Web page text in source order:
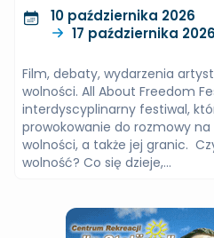
10 października 2026
17 października 2026
Film, debaty, wydarzenia
wolności. All About Freedom
interdyscyplinarny festiwal,
prowokowanie do rozmowy
wolności, a także jej granic.
wolność? Co się dzieje,...